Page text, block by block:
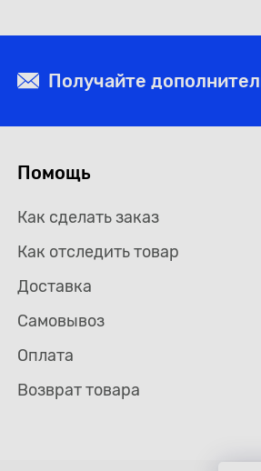
Получайте
Помощь
Как сделать заказ
Как отследить товар
Доставка
Самовывоз
Оплата
Возврат товара